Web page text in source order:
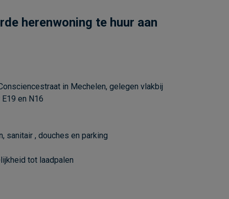
herenwoning te huur aan
in Mechelen, gelegen vlakbij
en N16
sanitair , douches en parking
tot laadpalen